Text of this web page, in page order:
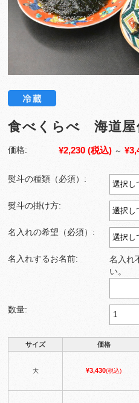
食べくらべ 海道屋
価格: ¥2,230 (税込) ～
熨斗の種類（必須）:
熨斗の掛け方:
名入れの希望（必須）:
名入れするお名前:
名入れ
い。
数量:
サイズ 価格
大 ¥3,430(税込)